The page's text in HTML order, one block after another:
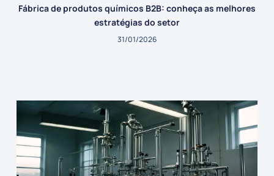
Fábrica de produtos químicos B2B: conheça as melhores
estratégias do setor
31/01/2026